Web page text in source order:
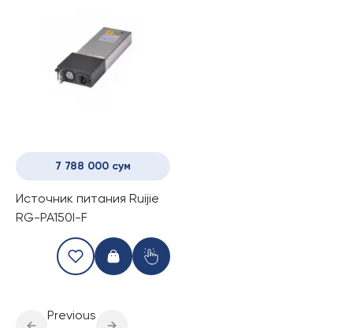
7 788 000 сум
Источник питания Ruijie
RG-PA150I-F
Previous